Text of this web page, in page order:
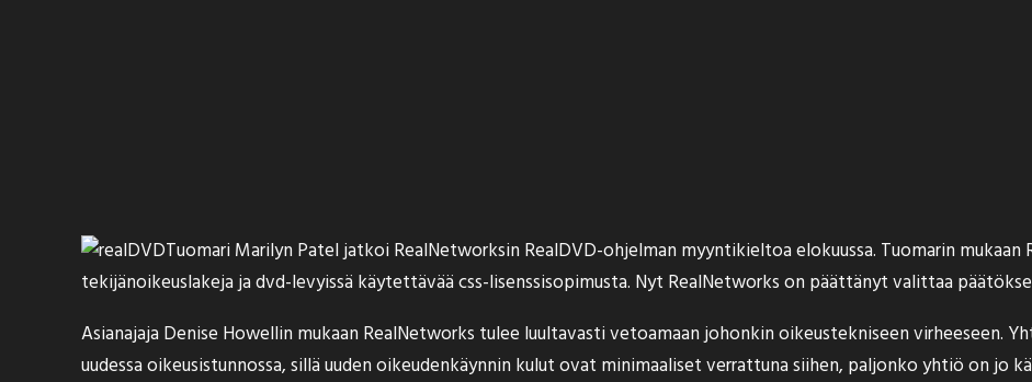
Tuomari Marilyn Pateljatkoi RealNetworksin RealDVD-ohjelman myyntikieltoaelokuussa. Tuomarin
tekijänoikeuslakeja ja dvd-levyissä käytettävää css-lisenssisopimusta. Nyt RealNetworks on päättänytvalittaa
Asianajaja Denise Howellin mukaan RealNetworks tulee luultavasti vetoamaan johonkin oikeustekniseen virheeseen.
uudessa oikeusistunnossa, sillä uuden oikeudenkäynnin kulut ovat minimaaliset verrattuna siihen, paljonko yhtiö on jo